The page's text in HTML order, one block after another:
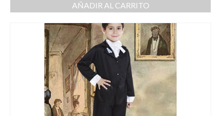
AÑADIR AL CARRITO